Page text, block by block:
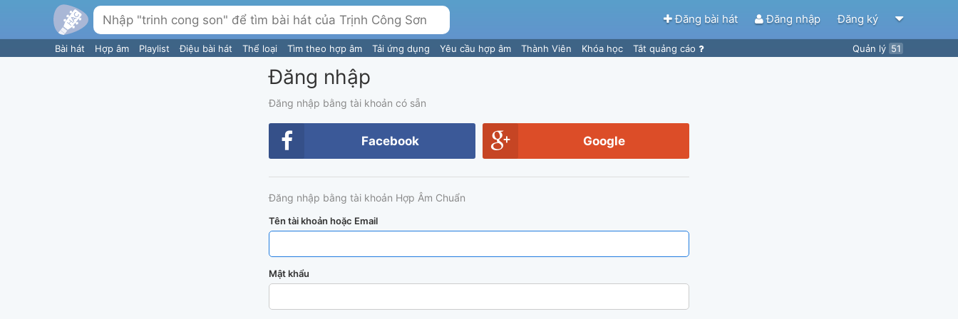
Đăng bài hát Đăng nhập Đăng ký
Bài hát Hợp âm Playlist Điệu bài hát Thể loại Tìm theo hợp âm Tải ứng dụng Yêu cầu hợp âm Thành Viên Khóa học Tắt quảng cáo Quản lý 51
Đăng nhập
Đăng nhập bằng tài khoản có sẵn
Facebook Google
Đăng nhập bằng tài khoản Hợp Âm Chuẩn
Tên tài khoản hoặc Email
Mật khẩu